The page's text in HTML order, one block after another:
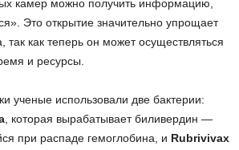
камер можно получить информацию,
Это открытие значительно упрощает
так как теперь он может осуществляться
и ресурсы.
ученые использовали две бактерии:
, которая вырабатывает биливердин —
при распаде гемоглобина, и Rubrivivax